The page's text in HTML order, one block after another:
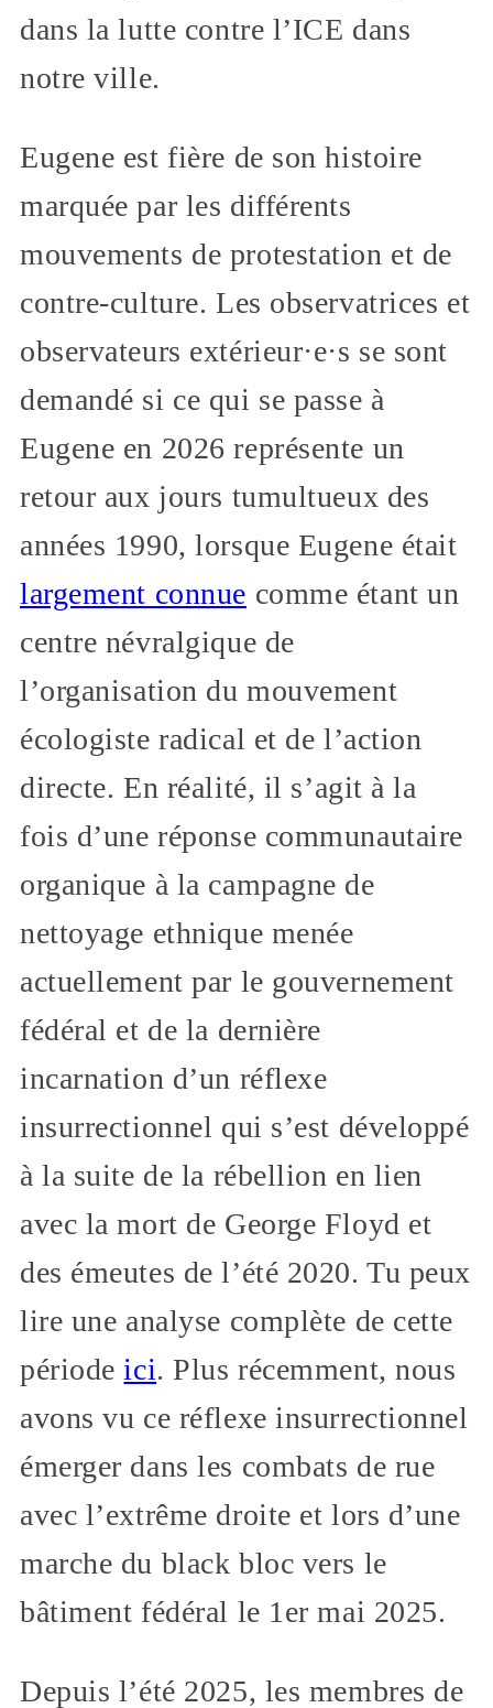
dans la lutte contre l’ICE dans
notre ville.
Eugene est fière de son histoire
marquée par les différents
mouvements de protestation et de
contre-culture. Les observatrices et
observateurs extérieur·e·s se sont
demandé si ce qui se passe à
Eugene en 2026 représente un
retour aux jours tumultueux des
années 1990, lorsque Eugene était
largement connue comme étant un
centre névralgique de
l’organisation du mouvement
écologiste radical et de l’action
directe. En réalité, il s’agit à la
fois d’une réponse communautaire
organique à la campagne de
nettoyage ethnique menée
actuellement par le gouvernement
fédéral et de la dernière
incarnation d’un réflexe
insurrectionnel qui s’est développé
à la suite de la rébellion en lien
avec la mort de George Floyd et
des émeutes de l’été 2020. Tu peux
lire une analyse complète de cette
périodeici. Plus récemment, nous
avons vu ce réflexe insurrectionnel
émerger dans les combats de rue
avec l’extrême droite et lors d’une
marche du black bloc vers le
bâtiment fédéral le 1er mai 2025.
Depuis l’été 2025, les membres de